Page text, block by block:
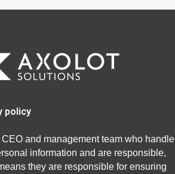
policy
CEO and management team who handle
information and are responsible,
they are responsible for ensuring